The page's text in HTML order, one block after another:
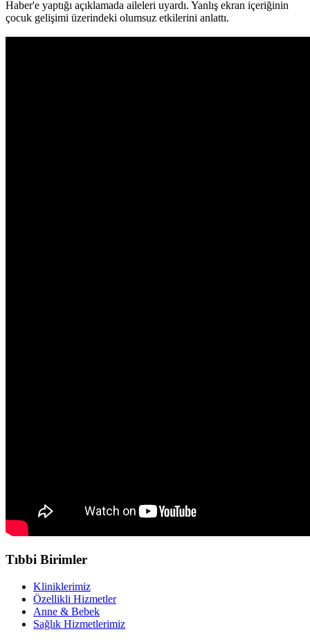
Haber'e yaptığı açıklamada aileleri uyardı. Yanlış ekran içeriğinin
çocuk gelişimi üzerindeki olumsuz etkilerini anlattı.
Tıbbi Birimler
Kliniklerimiz
Özellikli Hizmetler
Anne & Bebek
Sağlık Hizmetlerimiz